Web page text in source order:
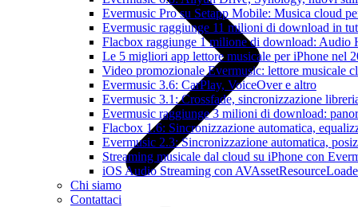
Evermusic Pro su Setapp Mobile: Musica cloud
Evermusic raggiunge 11 milioni di download in
Flacbox raggiunge 1 milione di download: Audio
Le 5 migliori app lettore musicale per iPhone nel
Video promozionale Evermusic: lettore musicale
Evermusic 3.6: CarPlay, VoiceOver e altro
Evermusic 3.1: Crossfade, sincronizzazione
Evermusic raggiunge 3 milioni di download:
Flacbox 1.6: Sincronizzazione automatica,
Evermusic 2.3: Sincronizzazione automatica,
Streaming musicale dal cloud su iPhone con
iOS Audio Streaming con
Chi siamo
Contattaci